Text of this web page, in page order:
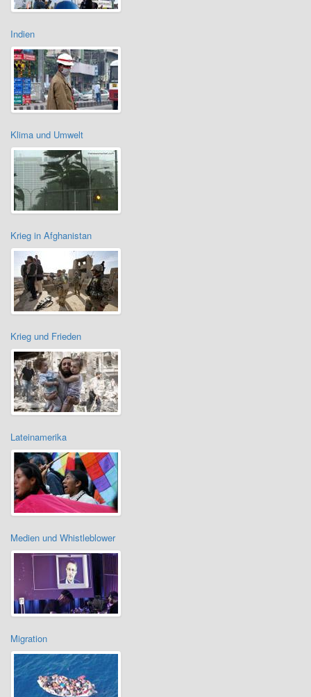
Indien
Klima und Umwelt
Krieg in Afghanistan
Krieg und Frieden
Lateinamerika
Medien und Whistleblower
Migration